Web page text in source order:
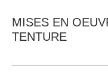
MISES EN
TENTURE